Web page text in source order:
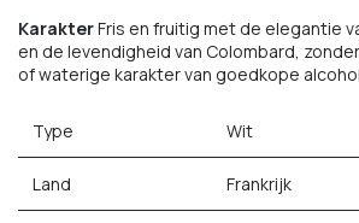
KarakterFris en fruitig met de elegantie
en de levendigheid van Colombard,
of waterige karakter van goedkope
Type Wit
Land Frankrijk